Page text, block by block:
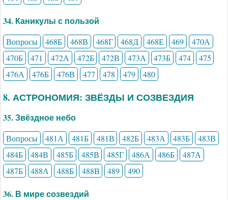
34. Каникулы с пользой
Вопросы 468Б 468В 468Г 468Д 468Е 469
470А
470Б
471 472А 472Б 472В 473А 473Б 474
475
476А
476Б 476В 477 478 479 480
8. АСТРОНОМИЯ: ЗВЁЗДЫ И СОЗВЕЗДИЯ
35. Звёздное небо
Вопросы 481А 481Б 481В 482Б 483А 483Б
483В
484Б
484В 485Б 485В 485Г 486А 486Б
487А
487Б
488А 488Б 488В 489 490
36. В мире созвездий